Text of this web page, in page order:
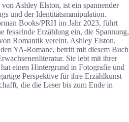
Ashley Elston, ist ein spannender
und der Identitätsmanipulation.
Books/PRH im Jahr 2023, führt
fesselnde Erzählung ein, die Spannung,
Romantik vereint. Ashley Elston,
YA-Romane, betritt mit diesem Buch
Sie lebt mit ihrer
einen Hintergrund in Fotografie und
Perspektive für ihre Erzählkunst
die die Leser bis zum Ende in